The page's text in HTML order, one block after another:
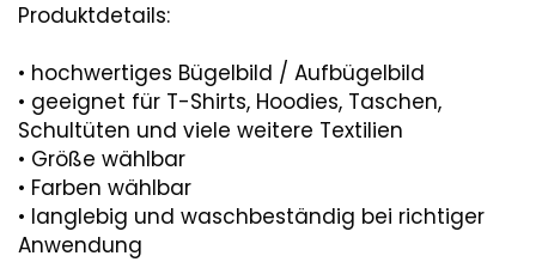
Produktdetails:
• hochwertiges Bügelbild / Aufbügelbild
• geeignet für T-Shirts, Hoodies, Taschen,
Schultüten und viele weitere Textilien
• Größe wählbar
• Farben wählbar
• langlebig und waschbeständig bei richtiger
Anwendung